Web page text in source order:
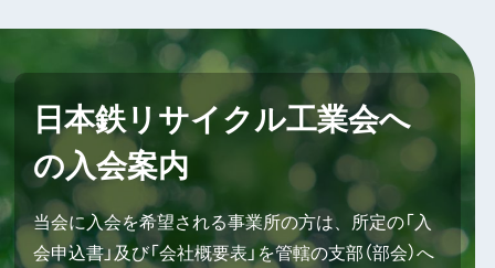
日本鉄リサイクル工業会へ
の入会案内
当会に入会を希望される事業所の方は、所定の「入
会申込書」及び「会社概要表」を管轄の支部（部会）へ